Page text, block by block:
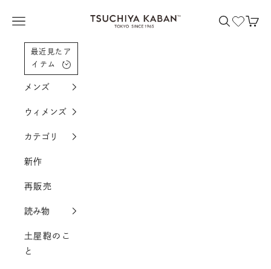
土屋鞄製造所
メニューを開く 検索を開く
カー
最近見たア
イテム
メンズ
ウィメンズ
カテゴリ
新作
再販売
読み物
土屋鞄のこ
と